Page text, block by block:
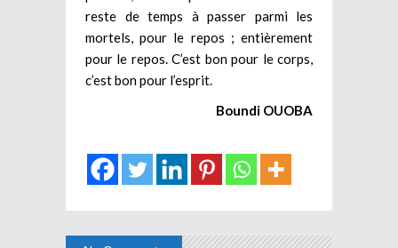
reste de temps à passer parmi les
mortels, pour le repos ; entièrement
pour le repos. C’est bon pour le corps,
c’est bon pour l’esprit.
Boundi OUOBA